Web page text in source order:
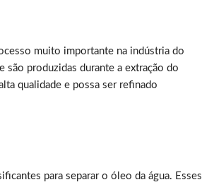
muito importante na indústria do
são produzidas durante a extração do
qualidade e possa ser refinado
para separar o óleo da água. Esses